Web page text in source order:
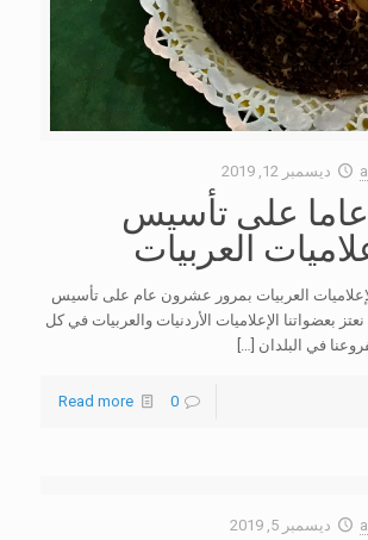
ديسمبر 12, 2019
على تأسيس
العربيات
العربيات بمرور عشرون عام على تأسيس
1999-2019 ، نعتز بعضواتنا الإعلاميات الأردنيات والعربيات في كل
في البلدان
0
Read more
ديسمبر 5, 2019